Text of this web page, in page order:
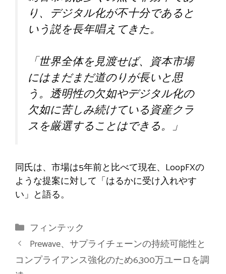
り、デジタル化が不十分であると
いう説を長年唱えてきた。
「世界全体を見渡せば、資本市場
にはまだまだ道のりが長いと思
う。透明性の欠如やデジタル化の
欠如に苦しみ続けている資産クラ
スを厳選することはできる。」
同氏は、市場は5年前と比べて現在、LoopF​​Xの
ような提案に対して「はるかに受け入れやす
い」と語る。
カ
テ
ゴ
リ
フィンテック
Prewave、サプライチェーンの持続可能性と
コンプライアンス強化のため6,300万ユーロを調